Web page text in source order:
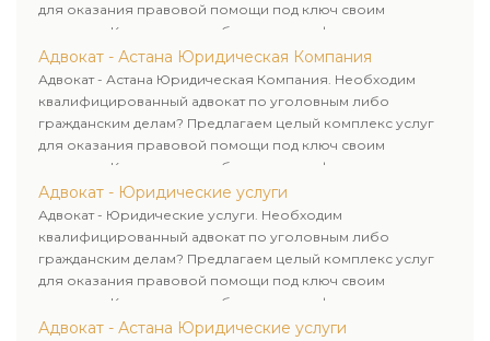
для оказания правовой помощи под ключ своим
клиентам. Комплексное обслуживание физических и
юридических лиц. Индивидуальный подход к каждому
клиенту.
Адвокат - Астана Юридическая Компания
Адвокат - Астана Юридическая Компания. Необходим
квалифицированный адвокат по уголовным либо
гражданским делам? Предлагаем целый комплекс услуг
для оказания правовой помощи под ключ своим
клиентам. Комплексное обслуживание физических и
юридических лиц. Индивидуальный подход к каждому
клиенту.
Адвокат - Юридические услуги
Адвокат - Юридические услуги. Необходим
квалифицированный адвокат по уголовным либо
гражданским делам? Предлагаем целый комплекс услуг
для оказания правовой помощи под ключ своим
клиентам. Комплексное обслуживание физических и
юридических лиц. Индивидуальный подход к каждому
Адвокат - Астана Юридические услуги